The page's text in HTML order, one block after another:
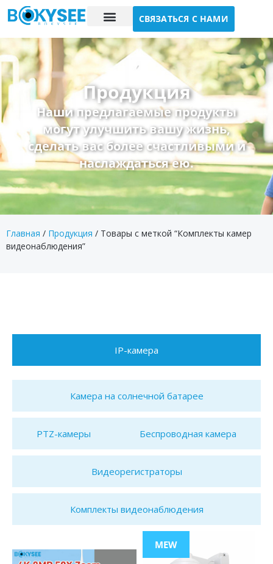
СВЯЗАТЬСЯ С НАМИ
Продукция
Наши предлагаемые продукты
могут улучшить вашу жизнь,
сделать вас более счастливыми и
наслаждаться ею.
Главная / Продукция / Товары с меткой “Комплекты камер
видеонаблюдения”
IP-камера
Камера на солнечной батарее
PTZ-камеры Беспроводная камера
Видеорегистраторы
Комплекты видеонаблюдения
MEW